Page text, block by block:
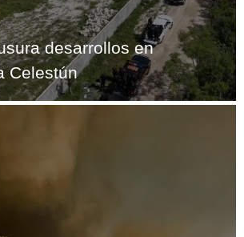
desarrollos en
Celestún